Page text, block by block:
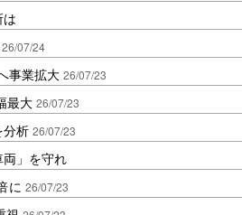
26/07/24
事業拡大 26/07/23
最大 26/07/23
分析 26/07/23
」を守れ
に 26/07/23